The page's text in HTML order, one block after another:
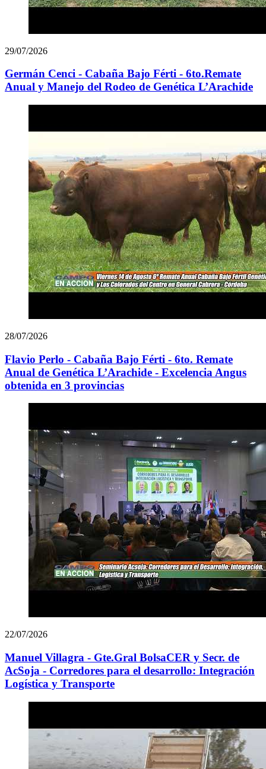
29/07/2026
Germán Cenci - Cabaña Bajo Férti - 6to.Remate
Anual y Manejo del Rodeo de Genética L’Arachide
28/07/2026
Flavio Perlo - Cabaña Bajo Férti - 6to. Remate
Anual de Genética L’Arachide - Excelencia Angus
obtenida en 3 provincias
22/07/2026
Manuel Villagra - Gte.Gral BolsaCER y Secr. de
AcSoja - Corredores para el desarrollo: Integración
Logística y Transporte